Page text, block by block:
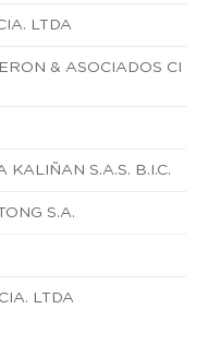
LTDA
& ASOCIADOS CI
KALIÑAN S.A.S. B.I.C.
S.A.
LTDA